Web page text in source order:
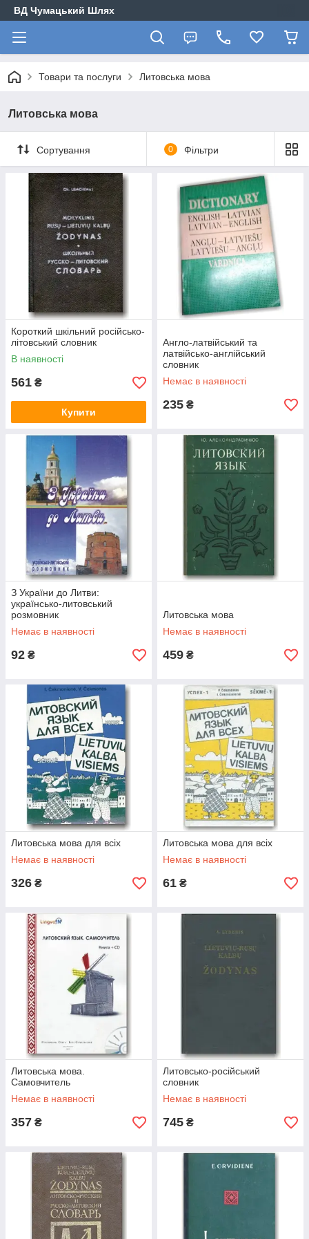
ВД Чумацький Шлях
Товари та послуги Литовська мова
Литовська мова
Сортування 0 Фільтри
Короткий шкільний російсько-
літовський словник
В наявності
561 ₴
Купити
Англо-латвійський та
латвійсько-англійський
словник
Немає в наявності
235 ₴
З України до Литви:
українсько-литовський
розмовник
Немає в наявності
92 ₴
Литовська мова
Немає в наявності
459 ₴
Литовська мова для всіх
Немає в наявності
326 ₴
Литовська мова для всіх
Немає в наявності
61 ₴
Литовська мова.
Самовчитель
Немає в наявності
357 ₴
Литовсько-російський
словник
Немає в наявності
745 ₴